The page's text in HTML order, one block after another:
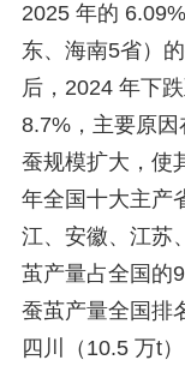
2025 年的
东、海南5省）
后，2024 年下
8.7%，主要原
蚕规模扩大，使
年全国十大主产
江、安徽、江苏
茧产量占全国的
蚕茧产量全国排
四川（10.5 万t